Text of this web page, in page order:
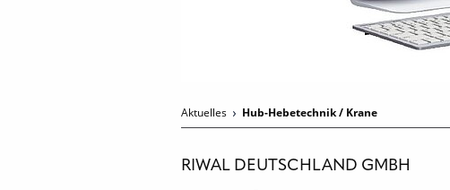
Aktuelles Hub-Hebetechnik / Krane
RIWAL DEUTSCHLAND GMBH